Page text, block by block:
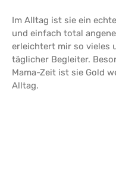
Im Alltag ist sie ein
und einfach total
erleichtert mir so vieles
täglicher Begleiter.
Mama-Zeit ist sie Gold
Alltag.